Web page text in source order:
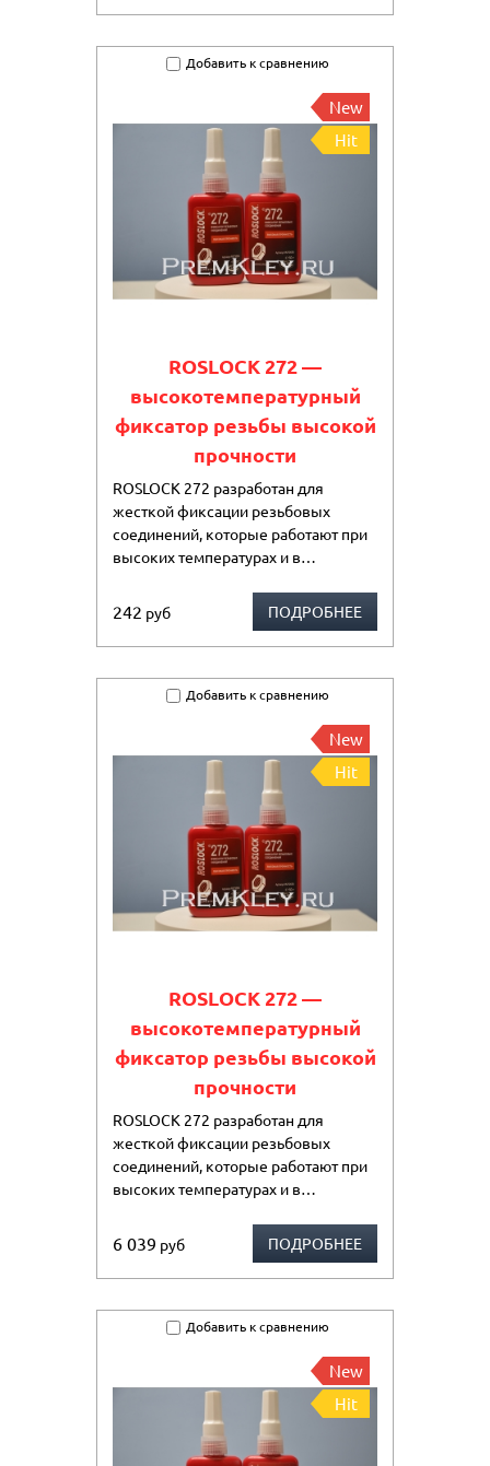
Добавить к сравнению
New
Hit
ROSLOCK 272 —
высокотемпературный
фиксатор резьбы высокой
прочности
ROSLOCK 272 разработан для
жесткой фиксации резьбовых
соединений, которые работают при
высоких температурах и в…
242 руб ПОДРОБНЕЕ
Добавить к сравнению
New
Hit
ROSLOCK 272 —
высокотемпературный
фиксатор резьбы высокой
прочности
ROSLOCK 272 разработан для
жесткой фиксации резьбовых
соединений, которые работают при
высоких температурах и в…
6 039 руб ПОДРОБНЕЕ
Добавить к сравнению
New
Hit